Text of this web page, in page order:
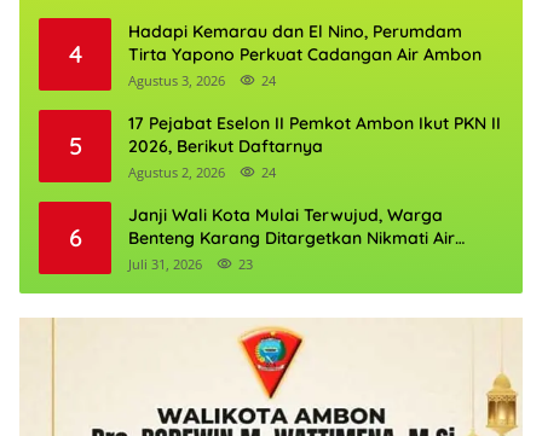
4
Hadapi Kemarau dan El Nino, Perumdam
Tirta Yapono Perkuat Cadangan Air Ambon
Agustus 3, 2026 24
5
17 Pejabat Eselon II Pemkot Ambon Ikut PKN II
2026, Berikut Daftarnya
Agustus 2, 2026 24
6
Janji Wali Kota Mulai Terwujud, Warga
Benteng Karang Ditargetkan Nikmati Air
Bersih Pekan Kedua Agustus
Juli 31, 2026 23